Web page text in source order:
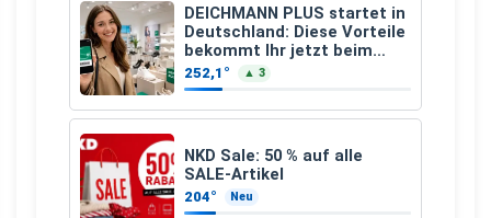
DEICHMANN PLUS startet in
Deutschland: Diese Vorteile
bekommt Ihr jetzt beim
Schuhkauf
252,1° ▲ 3
NKD Sale: 50 % auf alle
SALE-Artikel
204° Neu